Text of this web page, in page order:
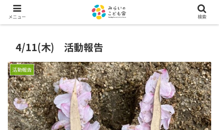
4/11(木) 活動報告
活動報告
メニュー 検索